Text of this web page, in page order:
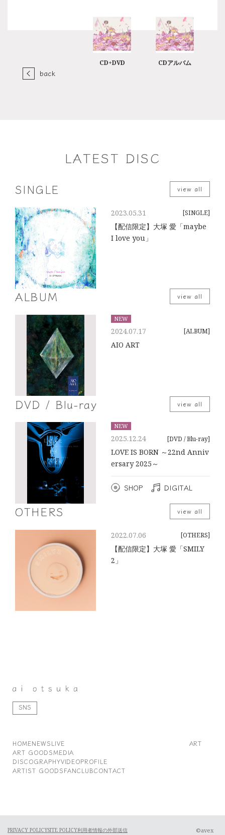
CD+DVD CDアルバム
back
LATEST DISC
SINGLE view all
2023.05.31 [SINGLE]
【配信限定】大塚 愛「maybe
I love you」
ALBUM view all
NEW
2024.07.17 [ALBUM]
AIO ART
DVD / Blu-ray view all
NEW
2025.12.24 [DVD / Blu-ray]
LOVE IS BORN ～22nd Anniv
ersary 2025～
SHOP DIGITAL
OTHERS view all
2022.07.06 [OTHERS]
【配信限定】大塚 愛「SMILY
2」
SNS
HOMENEWSLIVE
ART
ART GOODSMEDIA
DISCOGRAPHYVIDEOPROFILE
ARTIST GOODSFANCLUBCONTACT
PRIVACY POLICYSITE POLICY利用者情報の外部送信 ©avex